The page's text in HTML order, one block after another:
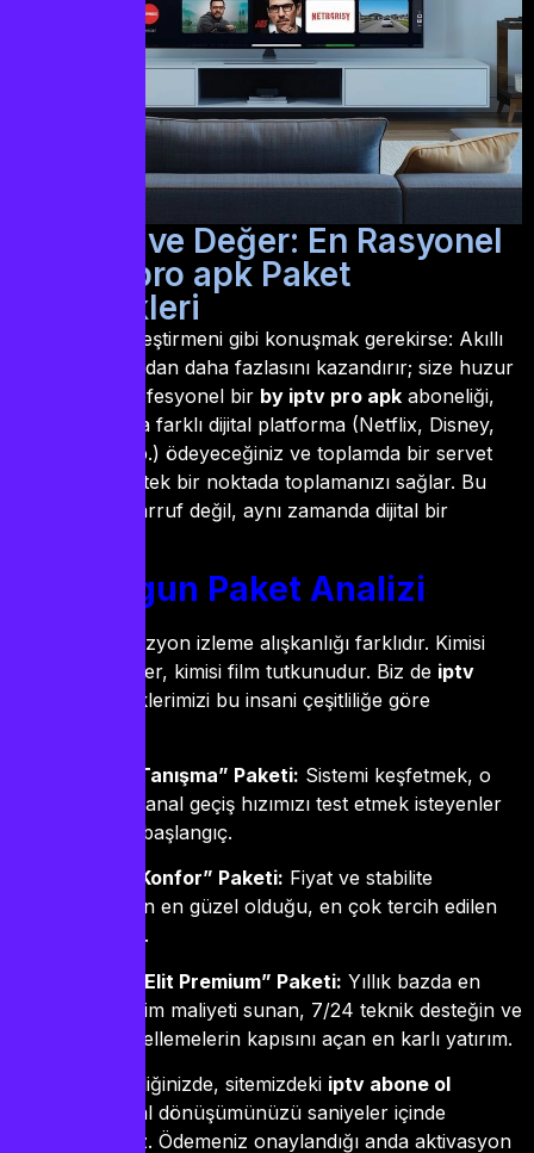
3. Bütçe ve Değer: En Rasyonel
by iptv pro apk Paket
Seçenekleri
Bir ekonomi eleştirmeni gibi konuşmak gerekirse: Akıllı
harcama, paradan daha fazlasını kazandırır; size huzur
kazandırır. Profesyonel bir by iptv pro apk aboneliği,
aslında onlarca farklı dijital platforma (Netflix, Disney,
Exxen, Bein vb.) ödeyeceğiniz ve toplamda bir servet
eden ücretleri tek bir noktada toplamanızı sağlar. Bu
sadece bir tasarruf değil, aynı zamanda dijital bir
Size Uygun Paket Analizi
Herkesin televizyon izleme alışkanlığı farklıdır. Kimisi
sadece maç izler, kimisi film tutkunudur. Biz de iptv
seçeneklerimizi bu insani çeşitliliğe göre
3 Aylık “Tanışma” Paketi: Sistemi keşfetmek, o
meşhur kanal geçiş hızımızı test etmek isteyenler
için ideal başlangıç.
6 Aylık “Konfor” Paketi: Fiyat ve stabilite
dengesinin en güzel olduğu, en çok tercih edilen
paketimiz.
12 Aylık “Elit Premium” Paketi: Yıllık bazda en
düşük birim maliyeti sunan, 7/24 teknik desteğin ve
VIP güncellemelerin kapısını açan en karlı yatırım.
Kararınızı verdiğinizde, sitemizdeki iptv abone ol
butonuyla dijital dönüşümünüzü saniyeler içinde
başlatabilirsiniz. Ödemeniz onaylandığı anda aktivasyon